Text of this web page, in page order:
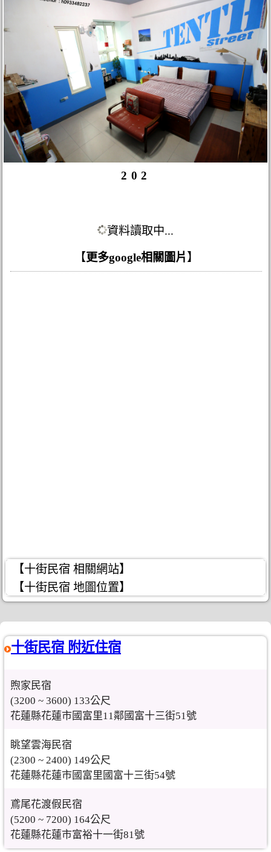
202
資料讀取中...
【更多google相關圖片 】
【十街民宿 相關網站】
【十街民宿 地圖位置】
十街民宿 附近住宿
煦家民宿
(3200 ~ 3600) 133公尺
花蓮縣花蓮市國富里11鄰國富十三街51號
眺望雲海民宿
(2300 ~ 2400) 149公尺
花蓮縣花蓮市國富里國富十三街54號
鳶尾花渡假民宿
(5200 ~ 7200) 164公尺
花蓮縣花蓮市富裕十一街81號